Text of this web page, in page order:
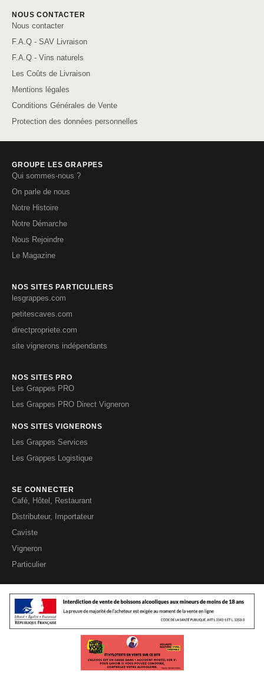
NOUS CONTACTER
Nous contacter
F.A.Q - SAV Livraison
F.A.Q - Vins naturels
Les Coûts de Livraison
Mentions légales
Conditions Générales de Vente
Protection des données personnelles
GROUPE LES GRAPPES
Qui sommes-nous ?
On parle de nous
Notre Histoire
Notre Démarche
Nous Rejoindre
Le Magazine
NOS SITES PARTICULIERS
lesgrappes.com
petitescaves.com
directpropriete.com
site vignerons indépendants
NOS SITES PRO
Les Grappes PRO
Les Grappes PRO Direct Vigneron
NOS SITES VIGNERONS
Les Grappes Services
Les Grappes Logistique
SE CONNECTER
Café, Hôtel, Restaurant
Distributeur, Importateur
Caviste
Vigneron
Particulier